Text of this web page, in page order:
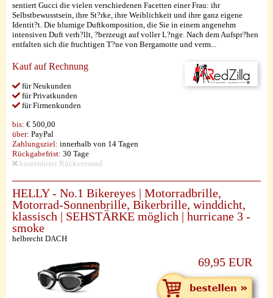
sentiert Gucci die vielen verschiedenen Facetten einer Frau: ihr
Selbstbewusstsein, ihre St?rke, ihre Weiblichkeit und ihre ganz eigene
Identit?t. Die blumige Duftkomposition, die Sie in einem angenehm
intensiven Duft verh?llt, ?berzeugt auf voller L?nge. Nach dem Aufspr?hen
entfalten sich die fruchtigen T?ne von Bergamotte und verm...
Kauf auf Rechnung
für Neukunden
für Privatkunden
für Firmenkunden
bis: € 500,00
über: PayPal
Zahlungsziel: innerhalb von 14 Tagen
Rückgabefrist: 30 Tage
kostenloser Rückversand
HELLY - No.1 Bikereyes | Motorradbrille,
Motorrad-Sonnenbrille, Bikerbrille, winddicht,
klassisch | SEHSTÄRKE möglich | hurricane 3 -
smoke
helbrecht DACH
69,95 EUR